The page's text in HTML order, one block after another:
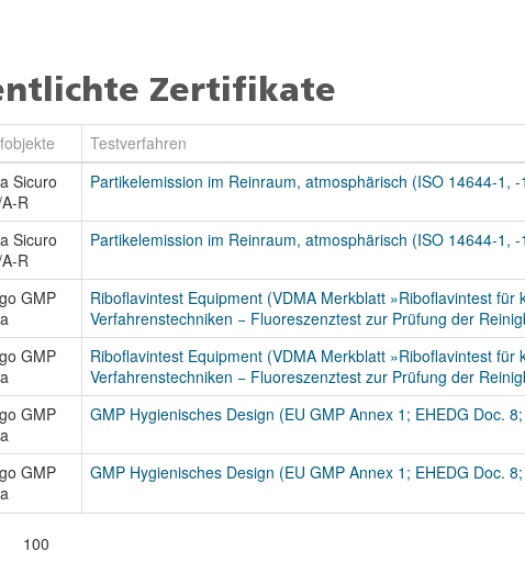
Zertifikate
Testverfahren
Sicuro
R
Partikelemission im Reinraum, atmosphärisch (ISO 14644-1, -
Sicuro
R
Partikelemission im Reinraum, atmosphärisch (ISO 14644-1, -
GMP
Riboflavintest Equipment (VDMA Merkblatt »Riboflavintest für
Verfahrenstechniken − Fluoreszenztest zur Prüfung der
GMP
Riboflavintest Equipment (VDMA Merkblatt »Riboflavintest für
Verfahrenstechniken − Fluoreszenztest zur Prüfung der
GMP
GMP Hygienisches Design (EU GMP Annex 1; EHEDG Doc.
GMP
GMP Hygienisches Design (EU GMP Annex 1; EHEDG Doc.
100